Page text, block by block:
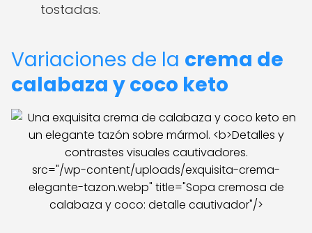
tostadas.
Variaciones de la crema de
calabaza y coco keto
src="/wp-content/uploads/exquisita-crema-
elegante-tazon.webp" title="Sopa cremosa de
calabaza y coco: detalle cautivador"/>